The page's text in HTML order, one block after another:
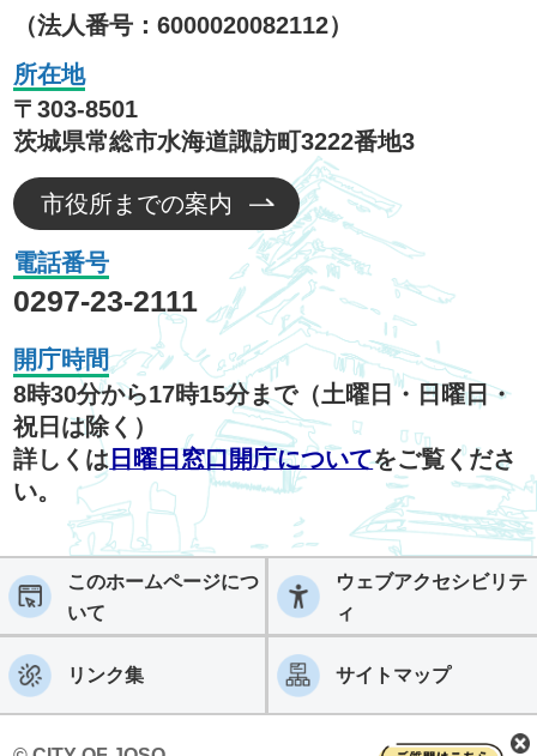
（法人番号：6000020082112）
所在地
〒303-8501
茨城県常総市水海道諏訪町3222番地3
市役所までの案内
電話番号
0297-23-2111
開庁時間
8時30分から17時15分まで（土曜日・日曜日・
祝日は除く）
詳しくは 日曜日窓口開庁についてをご覧くださ
い。
このホームページにつ
いて
ウェブアクセシビリテ
ィ
リンク集 サイトマップ